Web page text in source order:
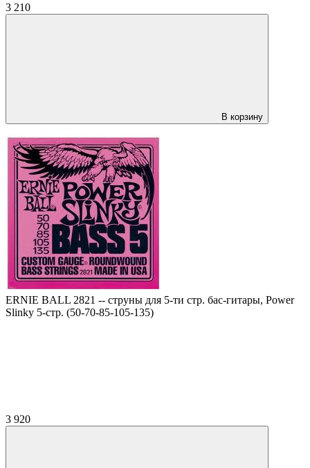
3 210
В корзину
ERNIE BALL 2821 -- струны для 5-ти стр. бас-гитары, Power
Slinky 5-стр. (50-70-85-105-135)
3 920